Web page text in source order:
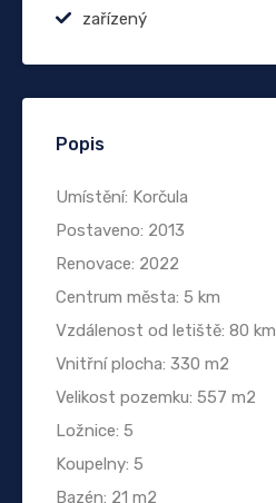
zařízený
Popis
Umístění: Korčula
Postaveno: 2013
Renovace: 2022
Centrum města: 5 km
Vzdálenost od letiště: 80 km
Vnitřní plocha: 330 m2
Velikost pozemku: 557 m2
Ložnice: 5
Koupelny: 5
Bazén: 21 m2